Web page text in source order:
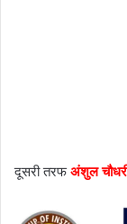
दूसरी तरफअंशुल